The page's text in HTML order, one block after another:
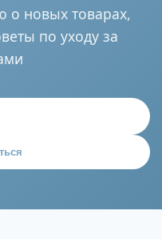
о новых товарах,
по уходу за